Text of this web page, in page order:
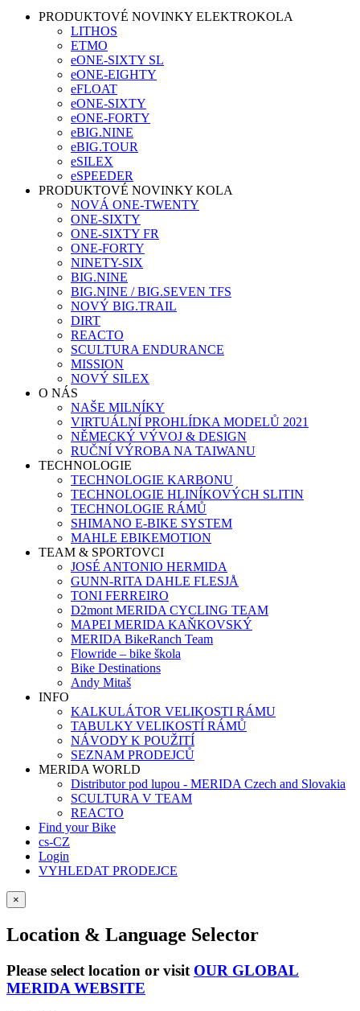
PRODUKTOVÉ NOVINKY ELEKTROKOLA
LITHOS
ETMO
eONE-SIXTY SL
eONE-EIGHTY
eFLOAT
eONE-SIXTY
eONE-FORTY
eBIG.NINE
eBIG.TOUR
eSILEX
eSPEEDER
PRODUKTOVÉ NOVINKY KOLA
NOVÁ ONE-TWENTY
ONE-SIXTY
ONE-SIXTY FR
ONE-FORTY
NINETY-SIX
BIG.NINE
BIG.NINE / BIG.SEVEN TFS
NOVÝ BIG.TRAIL
DIRT
REACTO
SCULTURA ENDURANCE
MISSION
NOVÝ SILEX
O NÁS
NAŠE MILNÍKY
VIRTUÁLNÍ PROHLÍDKA MODELŮ 2021
NĚMECKÝ VÝVOJ & DESIGN
RUČNÍ VÝROBA NA TAIWANU
TECHNOLOGIE
TECHNOLOGIE KARBONU
TECHNOLOGIE HLINÍKOVÝCH SLITIN
TECHNOLOGIE RÁMŮ
SHIMANO E-BIKE SYSTEM
MAHLE EBIKEMOTION
TEAM & SPORTOVCI
JOSÉ ANTONIO HERMIDA
GUNN-RITA DAHLE FLESJÅ
TONI FERREIRO
D2mont MERIDA CYCLING TEAM
MAPEI MERIDA KAŇKOVSKÝ
MERIDA BikeRanch Team
Flowride – bike škola
Bike Destinations
Andy Mitaš
INFO
KALKULÁTOR VELIKOSTI RÁMU
TABULKY VELIKOSTÍ RÁMŮ
NÁVODY K POUŽITÍ
SEZNAM PRODEJCŮ
MERIDA WORLD
Distributor pod lupou - MERIDA Czech and Slovakia
SCULTURA V TEAM
REACTO
Find your Bike
cs-CZ
Login
VYHLEDAT PRODEJCE
×
Location & Language Selector
Please select location or visit OUR GLOBAL
MERIDA WEBSITE